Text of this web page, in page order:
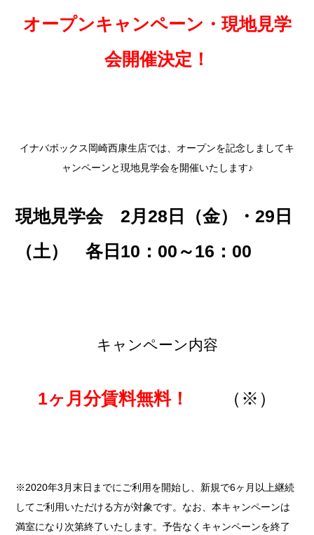
オープンキャンペーン・現地見学
会開催決定！
イナバボックス岡崎西康生店では、オープンを記念しましてキ
ャンペーンと現地見学会を開催いたします♪
現地見学会 2月28日（金）・29日
（土） 各日10：00～16：00
キャンペーン内容
1ヶ月分賃料無料！ （※）
※2020年3月末日までにご利用を開始し、新規で6ヶ月以上継続
してご利用いただける方が対象です。なお、本キャンペーンは
満室になり次第終了いたします。予告なくキャンペーンを終了